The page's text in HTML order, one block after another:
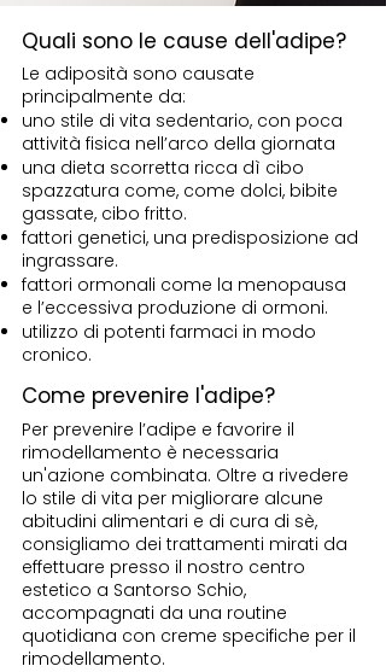
Quali sono le cause dell'adipe?
Le adiposità sono causate
principalmente da:
uno stile di vita sedentario, con poca
attività fisica nell’arco della giornata
una dieta scorretta ricca dì cibo
spazzatura come, come dolci, bibite
gassate, cibo fritto.
fattori genetici, una predisposizione ad
ingrassare.
fattori ormonali come la menopausa
e l’eccessiva produzione di ormoni.
utilizzo di potenti farmaci in modo
cronico.
Come prevenire l'adipe?
Per prevenire l’adipe e favorire il
rimodellamento è necessaria
un'azione combinata. Oltre a rivedere
lo stile di vita per migliorare alcune
abitudini alimentari e di cura di sè,
consigliamo dei trattamenti mirati da
effettuare presso il nostro centro
estetico a Santorso Schio,
accompagnati da una routine
quotidiana con creme specifiche per il
rimodellamento.